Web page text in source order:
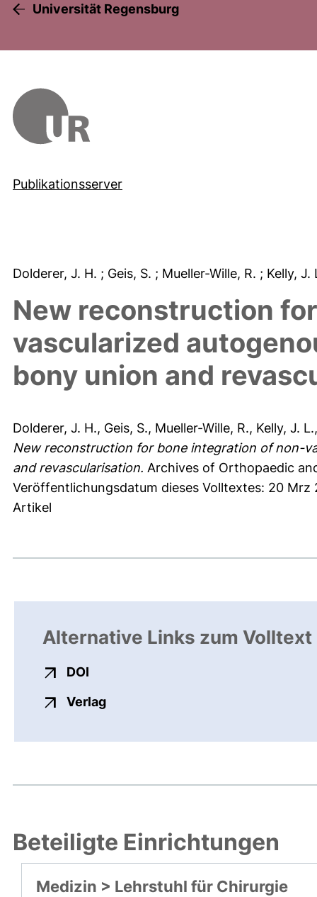
Universität Regensburg
Publikationsserver
Dolderer, J. H. ; Geis, S. ; Mueller-Wille, R. ; Kelly, J.
New reconstruction
vascularized
bony union and
Dolderer, J. H., Geis, S., Mueller-Wille, R., Kelly, J. L.
New reconstruction for bone integration of non-
and revascularisation. Archives of Orthopaedic
Veröffentlichungsdatum dieses Volltextes: 20 Mrz
Artikel
Alternative Links zum Volltext
DOI
Verlagexterner Link, öffnet neues
Beteiligte Einrichtungen
Medizin > Lehrstuhl für Chirurgie